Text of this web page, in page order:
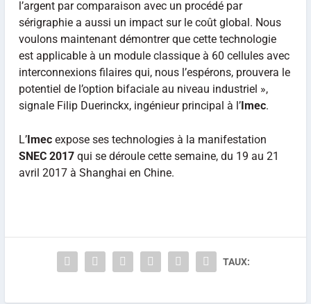
l’argent par comparaison avec un procédé par
sérigraphie a aussi un impact sur le coût global. Nous
voulons maintenant démontrer que cette technologie
est applicable à un module classique à 60 cellules avec
interconnexions filaires qui, nous l’espérons, prouvera le
potentiel de l’option bifaciale au niveau industriel »,
signale Filip Duerinckx, ingénieur principal à l’Imec.
L’Imecexpose ses technologies à la manifestation
SNEC 2017qui se déroule cette semaine, du 19 au 21
avril 2017 à Shanghai en Chine.
TAUX: